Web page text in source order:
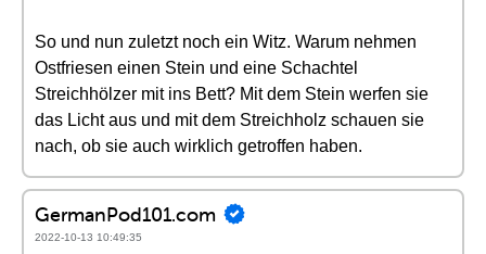
So und nun zuletzt noch ein Witz. Warum nehmen
Ostfriesen einen Stein und eine Schachtel
Streichhölzer mit ins Bett? Mit dem Stein werfen sie
das Licht aus und mit dem Streichholz schauen sie
nach, ob sie auch wirklich getroffen haben.
GermanPod101.com
2022-10-13 10:49:35